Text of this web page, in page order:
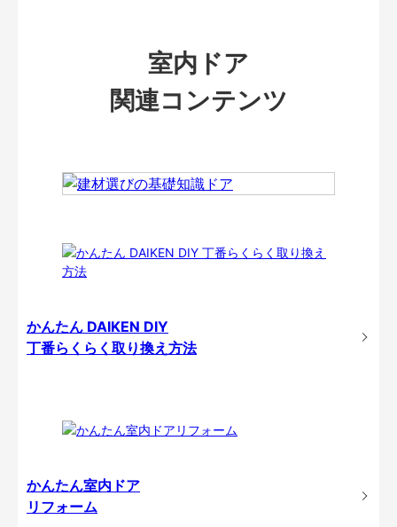
室内ドア
関連コンテンツ
かんたん DAIKEN DIY
丁番らくらく取り換え方法
かんたん室内ドア
リフォーム